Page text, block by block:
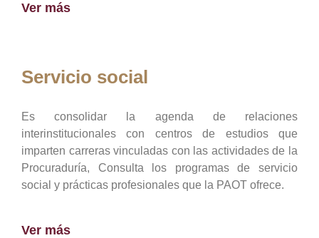
Ver más
Servicio social
Es consolidar la agenda de relaciones
interinstitucionales con centros de estudios que
imparten carreras vinculadas con las actividades de la
Procuraduría, Consulta los programas de servicio
social y prácticas profesionales que la PAOT ofrece.
Ver más